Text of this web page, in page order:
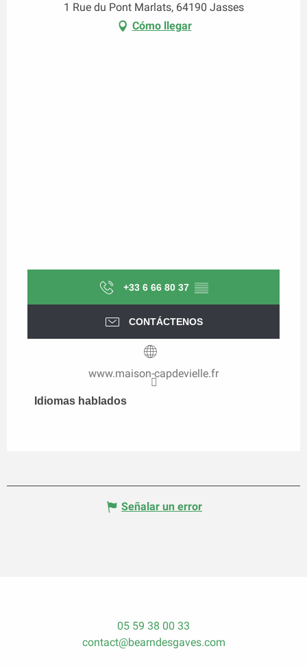
1 Rue du Pont Marlats, 64190 Jasses
Cómo llegar
+33 6 66 80 37 ▒▒
CONTÁCTENOS
www.maison-capdevielle.fr
Idiomas hablados
Idiomas hablados
Señalar un error
05 59 38 00 33
contact@bearndesgaves.com